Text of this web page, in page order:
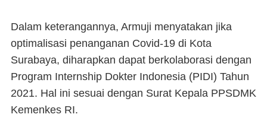
Dalam keterangannya, Armuji menyatakan jika
optimalisasi penanganan Covid-19 di Kota
Surabaya, diharapkan dapat berkolaborasi dengan
Program Internship Dokter Indonesia (PIDI) Tahun
2021. Hal ini sesuai dengan Surat Kepala PPSDMK
Kemenkes RI.